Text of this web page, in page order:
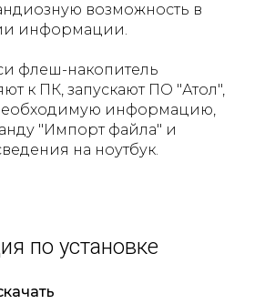
возможность в
информации.
флеш-накопитель
к ПК, запускают ПО "Атол",
информацию,
"Импорт файла" и
на ноутбук.
по установке